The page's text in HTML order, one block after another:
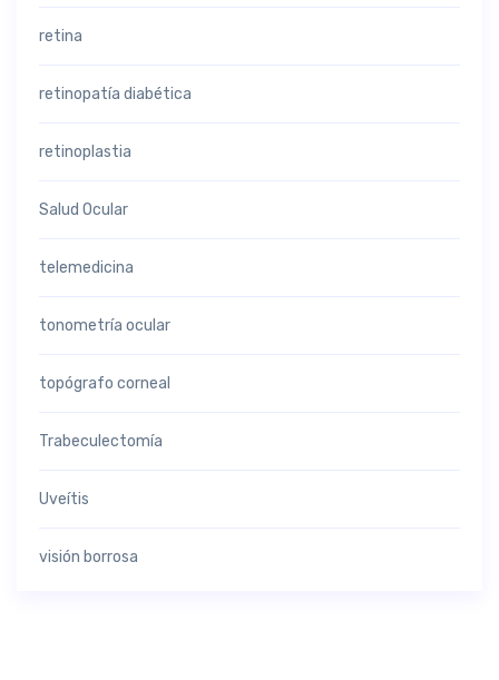
retina
retinopatía diabética
retinoplastia
Salud Ocular
telemedicina
tonometría ocular
topógrafo corneal
Trabeculectomía
Uveítis
visión borrosa